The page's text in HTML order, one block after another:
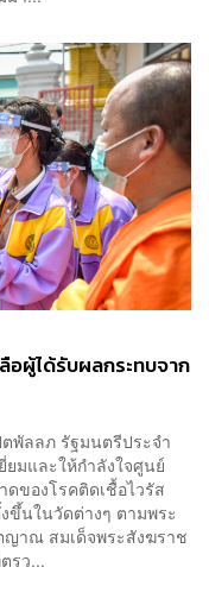
อผู้ได้รับผลกระทบจาก
พัลลภ รัฐมนตรีประจำ
มและให้กำลังใจศูนย์
ดของโรคติดเชื้อไวรัส
ขึ้นในวัดต่างๆ ตามพระ
ญาณ สมเด็จพระสังฆราช
รว...